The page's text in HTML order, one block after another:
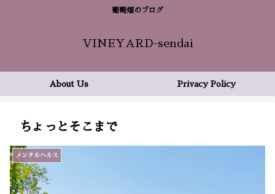
葡萄畑のブログ
VINEYARD-sendai
About Us Privacy Policy
ちょっとそこまで
メンタルヘルス